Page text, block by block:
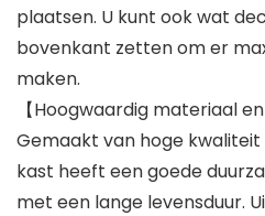
plaatsen. U kunt ook wat
bovenkant zetten om er
maken.
【Hoogwaardig materiaal
Gemaakt van hoge kwaliteit
kast heeft een goede
met een lange levensduur.